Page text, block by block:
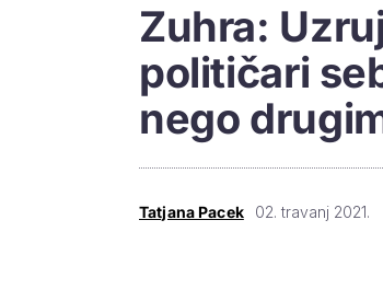
Zuhra:
političari
nego
Tatjana Pacek 02. travanj 2021.